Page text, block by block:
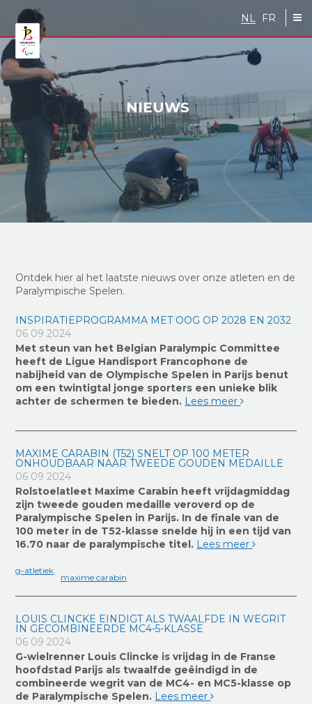
Skip to main content
NL FR
NIEUWS
Ontdek hier al het laatste nieuws over onze atleten en de
Paralympische Spelen.
INSPIRATIEPROGRAMMA MET OOG OP 2028 EN 2032
06 09 2024
Met steun van het Belgian Paralympic Committee
heeft de Ligue Handisport Francophone de
nabijheid van de Olympische Spelen in Parijs benut
om een twintigtal jonge sporters een unieke blik
achter de schermen te bieden. Lees meer
MAXIME CARABIN (T52) SNELT OP 100 METER
ONHOUDBAAR NAAR TWEEDE GOUDEN MEDAILLE
06 09 2024
Rolstoelatleet Maxime Carabin heeft vrijdagmiddag
zijn tweede gouden medaille veroverd op de
Paralympische Spelen in Parijs. In de finale van de
100 meter in de T52-klasse snelde hij in een tijd van
16.70 naar de paralympische titel. Lees meer
g-atletiek
maxime carabin
LOUIS CLINCKE EINDIGT ALS TWAALFDE IN WEGRIT
IN GECOMBINEERDE MC4-5-KLASSE
06 09 2024
G-wielrenner Louis Clincke is vrijdag in de Franse
hoofdstad Parijs als twaalfde geëindigd in de
combineerde wegrit van de MC4- en MC5-klasse op
de Paralympische Spelen. Lees meer